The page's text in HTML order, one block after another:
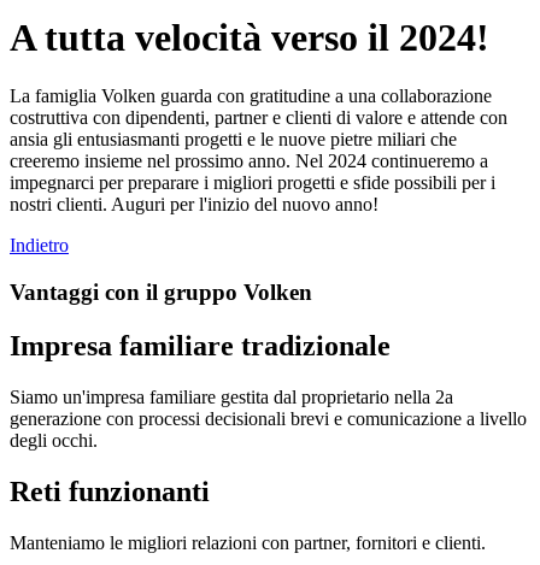
A tutta velocità verso il 2024!
La famiglia Volken guarda con gratitudine a una collaborazione
costruttiva con dipendenti, partner e clienti di valore e attende con
ansia gli entusiasmanti progetti e le nuove pietre miliari che
creeremo insieme nel prossimo anno. Nel 2024 continueremo a
impegnarci per preparare i migliori progetti e sfide possibili per i
nostri clienti. Auguri per l'inizio del nuovo anno!
Indietro
Vantaggi con il gruppo Volken
Impresa familiare tradizionale
Siamo un'impresa familiare gestita dal proprietario nella 2a
generazione con processi decisionali brevi e comunicazione a livello
degli occhi.
Reti funzionanti
Manteniamo le migliori relazioni con partner, fornitori e clienti.